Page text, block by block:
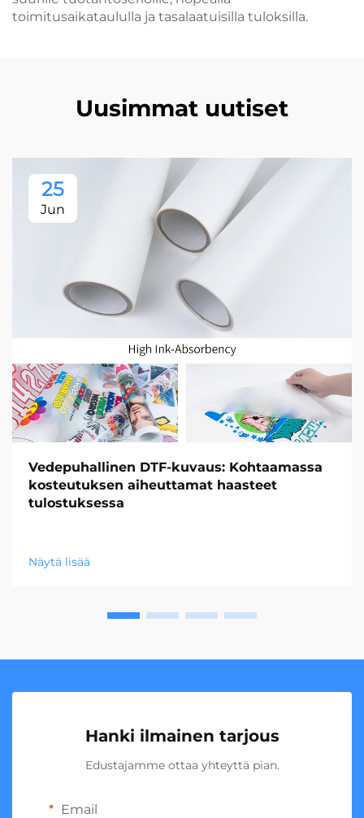
toimitusaikataululla ja tasalaatuisilla tuloksilla.
Uusimmat uutiset
25
Jun
Vedepuhallinen DTF-kuvaus: Kohtaamassa
kosteutuksen aiheuttamat haasteet
tulostuksessa
Näytä lisää
Hanki ilmainen tarjous
Edustajamme ottaa yhteyttä pian.
Email